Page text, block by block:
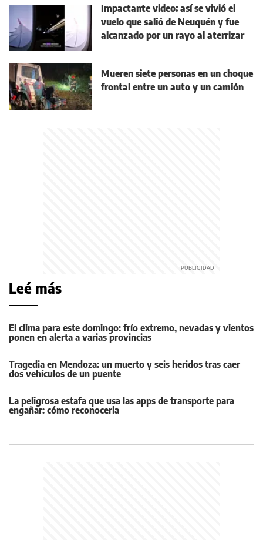
Impactante video: así se vivió el
vuelo que salió de Neuquén y fue
alcanzado por un rayo al aterrizar
Mueren siete personas en un choque
frontal entre un auto y un camión
Leé más
El clima para este domingo: frío extremo, nevadas y vientos
ponen en alerta a varias provincias
Tragedia en Mendoza: un muerto y seis heridos tras caer
dos vehículos de un puente
La peligrosa estafa que usa las apps de transporte para
engañar: cómo reconocerla